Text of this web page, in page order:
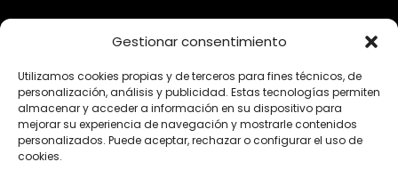
Gestionar consentimiento
Utilizamos cookies propias y de terceros para fines técnicos, de
personalización, análisis y publicidad. Estas tecnologías permiten
almacenar y acceder a información en su dispositivo para
mejorar su experiencia de navegación y mostrarle contenidos
personalizados. Puede aceptar, rechazar o configurar el uso de
cookies.
Inicio Empresa Productos
Blog
Contacto